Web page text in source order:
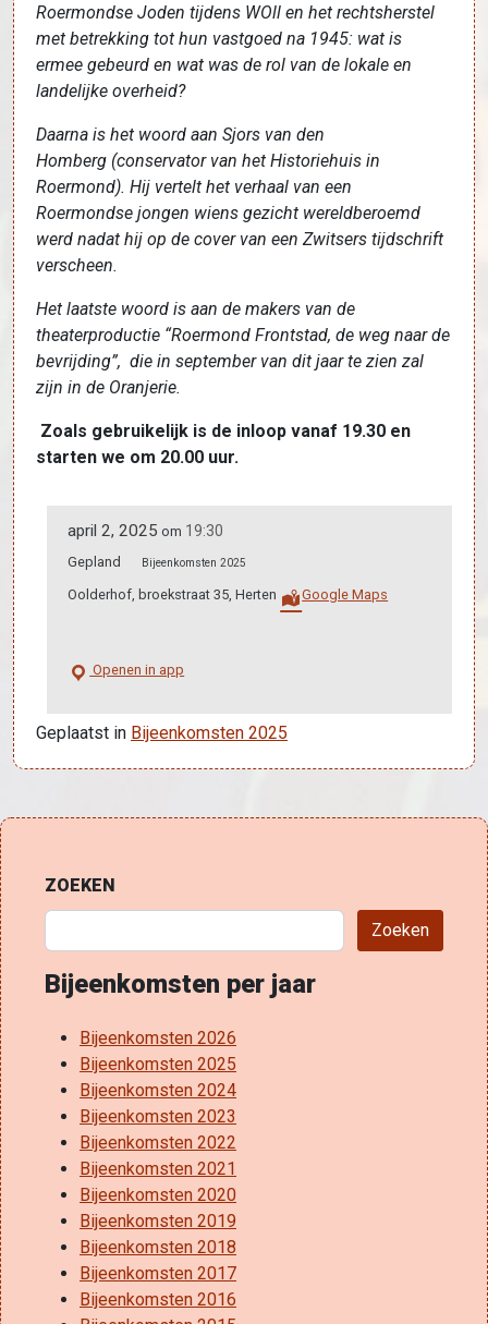
Roermondse Joden tijdens WOll en het rechtsherstel
met betrekking tot hun vastgoed na 1945: wat is
ermee gebeurd en wat was de rol van de lokale en
landelijke overheid?
Daarna is het woord aan Sjors van den
Homberg (conservator van het Historiehuis in
Roermond). Hij vertelt het verhaal van een
Roermondse jongen wiens gezicht wereldberoemd
werd nadat hij op de cover van een Zwitsers tijdschrift
verscheen.
Het laatste woord is aan de makers van de
theaterproductie “Roermond Frontstad, de weg naar de
bevrijding”, die in september van dit jaar te zien zal
zijn in de Oranjerie.
Zoals gebruikelijk is de inloop vanaf 19.30 en
starten we om 20.00 uur.
april 2, 2025 om 19:30
Gepland Bijeenkomsten 2025
Oolderhof, broekstraat 35, Herten Google Maps
Openen in app
Geplaatst in Bijeenkomsten 2025
ZOEKEN
Zoeken
Bijeenkomsten per jaar
Bijeenkomsten 2026
Bijeenkomsten 2025
Bijeenkomsten 2024
Bijeenkomsten 2023
Bijeenkomsten 2022
Bijeenkomsten 2021
Bijeenkomsten 2020
Bijeenkomsten 2019
Bijeenkomsten 2018
Bijeenkomsten 2017
Bijeenkomsten 2016